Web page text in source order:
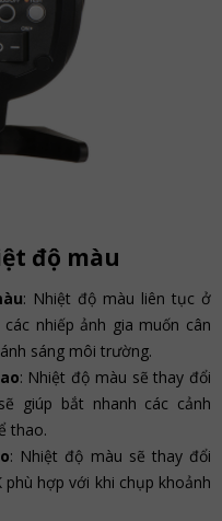
độ màu
: Nhiệt độ màu liên tục ở
nhiếp ảnh gia muốn cân
sáng môi trường.
: Nhiệt độ màu sẽ thay đổi
giúp bắt nhanh các cảnh
thao.
: Nhiệt độ màu sẽ thay đổi
hợp với khi chụp khoảnh